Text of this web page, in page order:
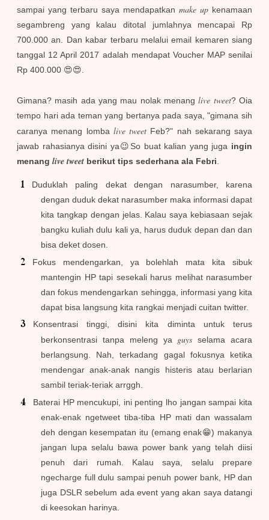
sampai yang terbaru saya mendapatkan make up kenamaan
segambreng yang kalau ditotal jumlahnya mencapai Rp
700.000 an. Dan kabar terbaru melalui email kemaren siang
tanggal 12 April 2017 adalah mendapat Voucher MAP senilai
Rp 400.000 😍😍.
Gimana? masih ada yang mau nolak menanglive tweet? Oia
tempo hari ada teman yang bertanya pada saya, "gimana sih
caranya menang lomba live tweet Feb?" nah sekarang saya
jawab rahasianya disini ya😉So buat kalian yang juga ingin
menang live tweet berikut tips sederhana ala Febri.
Duduklah paling dekat dengan narasumber, karena
dengan duduk dekat narasumber maka informasi dapat
kita tangkap dengan jelas. Kalau saya kebiasaan sejak
bangku kuliah dulu kali ya, harus duduk depan dan dan
bisa deket dosen.
Fokus mendengarkan, ya bolehlah mata kita sibuk
mantengin HP tapi sesekali harus melihat narasumber
dan fokus mendengarkan sehingga, informasi yang kita
dapat bisa langsung kita rangkai menjadi cuitan twitter.
Konsentrasi tinggi, disini kita diminta untuk terus
berkonsentrasi tanpa meleng ya guysselama acara
berlangsung. Nah, terkadang gagal fokusnya ketika
mendengar anak-anak nangis histeris atau berlarian
sambil teriak-teriak arrggh.
Baterai HP mencukupi, ini penting lho jangan sampai kita
enak-enak ngetweet tiba-tiba HP mati dan wassalam
deh dengan kesempatan itu (emang enak😁) makanya
jangan lupa selalu bawa power bank yang telah diisi
penuh dari rumah. Kalau saya, selalu prepare
ngecharge full dulu sampai penuh power bank, HP dan
juga DSLR sebelum ada event yang akan saya datangi
di keesokan harinya.